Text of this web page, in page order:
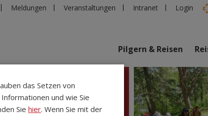
Meldungen Veranstaltungen Intranet Login
Veranstaltungen Personen
Pilgern & Reisen
das Setzen von
und wie Sie
Sie hier. Wenn Sie mit der